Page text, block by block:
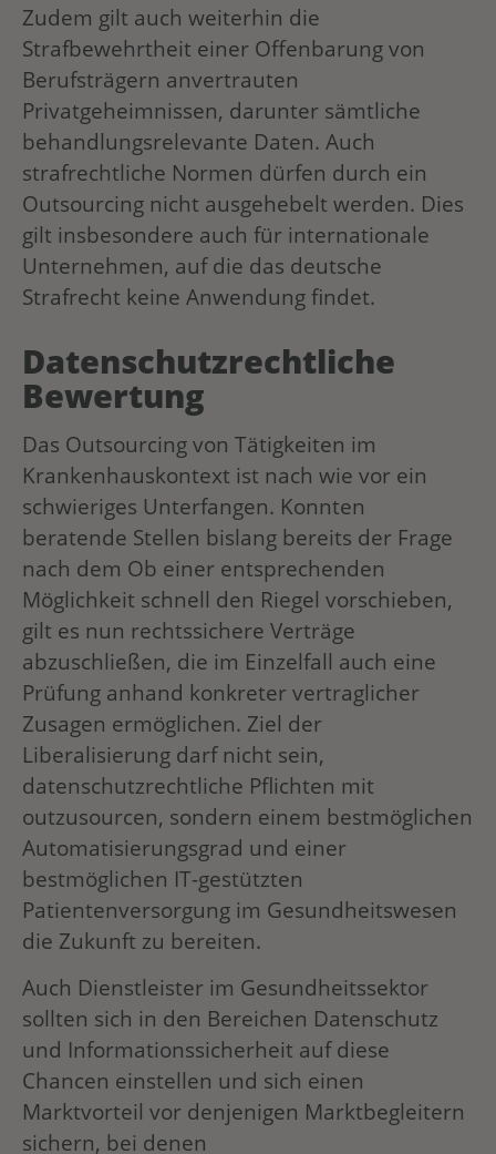
Zudem gilt auch weiterhin die
Strafbewehrtheit einer Offenbarung von
Berufsträgern anvertrauten
Privatgeheimnissen, darunter sämtliche
behandlungsrelevante Daten. Auch
strafrechtliche Normen dürfen durch ein
Outsourcing nicht ausgehebelt werden. Dies
gilt insbesondere auch für internationale
Unternehmen, auf die das deutsche
Strafrecht keine Anwendung findet.
Datenschutzrechtliche
Bewertung
Das Outsourcing von Tätigkeiten im
Krankenhauskontext ist nach wie vor ein
schwieriges Unterfangen. Konnten
beratende Stellen bislang bereits der Frage
nach dem Ob einer entsprechenden
Möglichkeit schnell den Riegel vorschieben,
gilt es nun rechtssichere Verträge
abzuschließen, die im Einzelfall auch eine
Prüfung anhand konkreter vertraglicher
Zusagen ermöglichen. Ziel der
Liberalisierung darf nicht sein,
datenschutzrechtliche Pflichten mit
outzusourcen, sondern einem bestmöglichen
Automatisierungsgrad und einer
bestmöglichen IT-gestützten
Patientenversorgung im Gesundheitswesen
die Zukunft zu bereiten.
Auch Dienstleister im Gesundheitssektor
sollten sich in den Bereichen Datenschutz
und Informationssicherheit auf diese
Chancen einstellen und sich einen
Marktvorteil vor denjenigen Marktbegleitern
sichern, bei denen